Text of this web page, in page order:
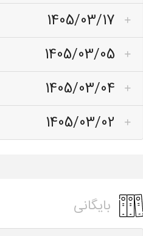
1405/03/17
1405/03/05
1405/03/04
1405/03/02
بایگانی